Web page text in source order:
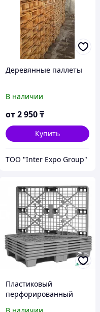
Деревянные паллеты
В наличии
от2 950₸
Купить
ТОО "Inter Expo Group"
Пластиковый
перфорированный